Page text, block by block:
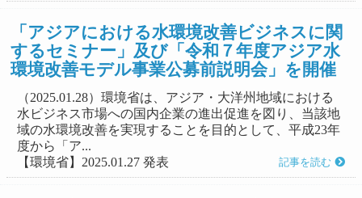
「アジアにおける水環境改善ビジネスに関
するセミナー」及び「令和７年度アジア水
環境改善モデル事業公募前説明会」を開催
（2025.01.28）環境省は、アジア・大洋州地域における
水ビジネス市場への国内企業の進出促進を図り、当該地
域の水環境改善を実現することを目的として、平成23年
度から「ア...
【環境省】2025.01.27 発表
記事を読む